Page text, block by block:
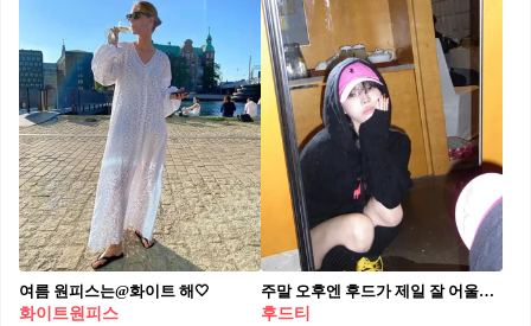
여름 원피스는@화이트 해🤍
화이트원피스
주말 오후엔 후드가 제일 잘 어울려🍦 카페 갈 때도 산책 갈 때도 후드 하나로 충분해🤍💓
후드티